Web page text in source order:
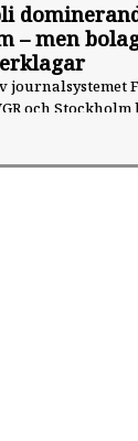
– men
journalsystemet
och Stockholm
prövning
inom offentlig